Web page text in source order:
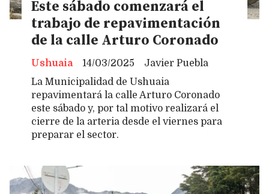
Este sábado comenzará el
trabajo de repavimentación
de la calle Arturo Coronado
Javier Puebla
Ushuaia
14/03/2025
La Municipalidad de Ushuaia
repavimentará la calle Arturo Coronado
este sábado y, por tal motivo realizará el
cierre de la arteria desde el viernes para
preparar el sector.